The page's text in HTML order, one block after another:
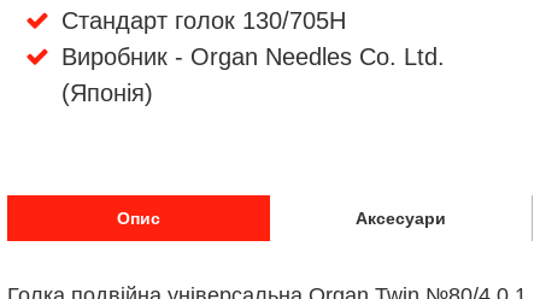
Стандарт голок 130/705H
Виробник - Organ Needles Co. Ltd.
(Японія)
Опис Аксесуари